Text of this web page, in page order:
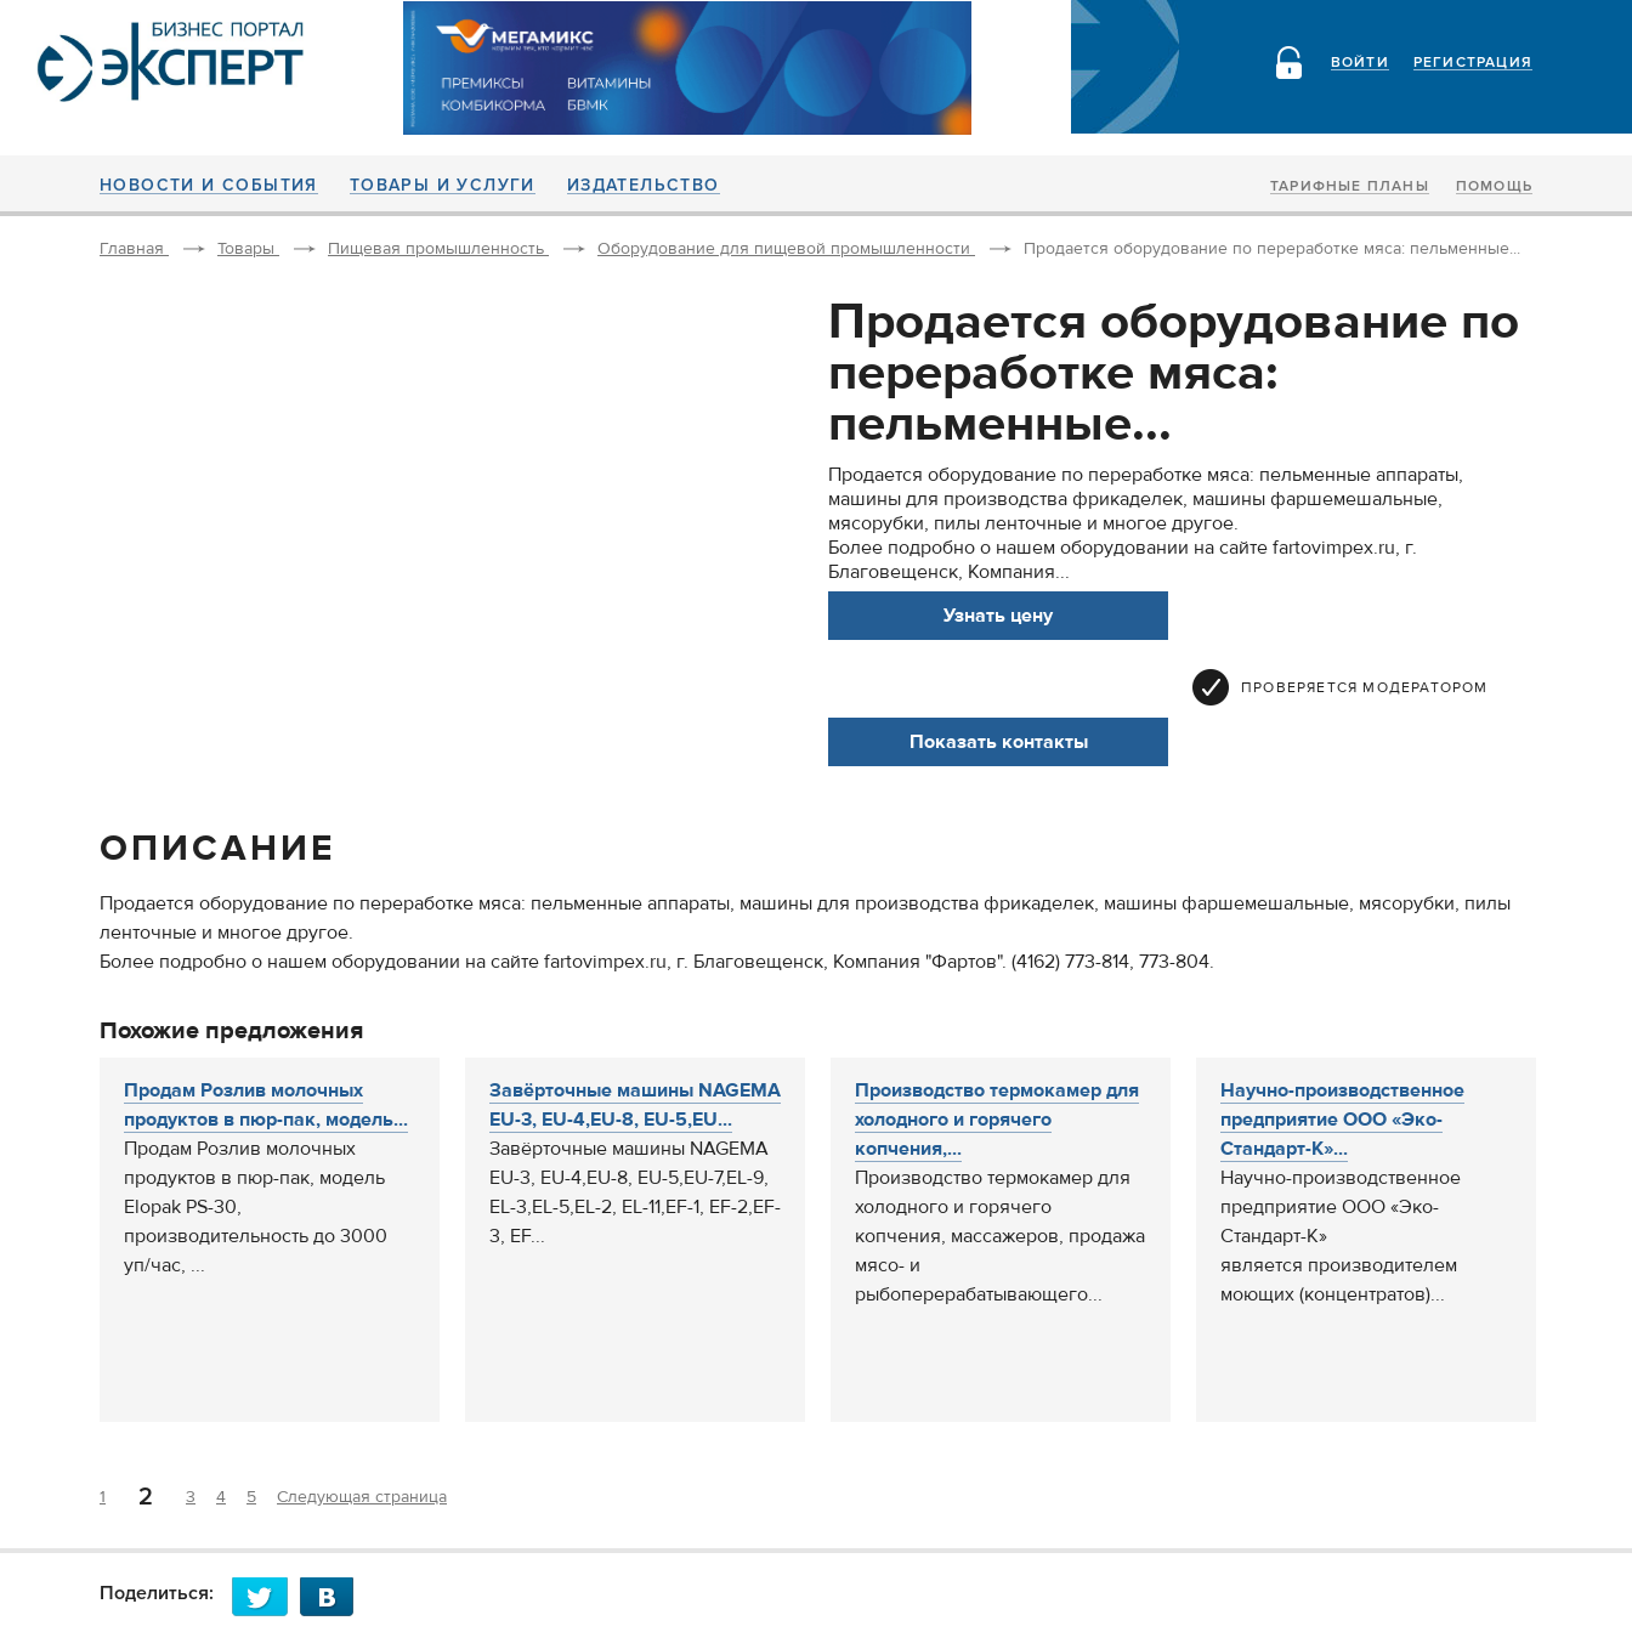
РЕГИСТРАЦИЯ
ВОЙТИ
НОВОСТИ И СОБЫТИЯ ТОВАРЫ И УСЛУГИ ИЗДАТЕЛЬСТВО ТАРИФНЫЕ ПЛАНЫ ПОМОЩЬ
Главная Товары Пищевая промышленность Оборудование для пищевой промышленности Продается оборудование по переработке мяса: пельменные...
Продается оборудование по
переработке мяса:
пельменные...
Продается оборудование по переработке мяса: пельменные аппараты,
машины для производства фрикаделек, машины фаршемешальные,
мясорубки, пилы ленточные и многое другое.
Более подробно о нашем оборудовании на сайте fartovimpex.ru, г.
Благовещенск, Компания...
Узнать цену
ПРОВЕРЯЕТСЯ МОДЕРАТОРОМ
Показать контакты
ОПИСАНИЕ
Продается оборудование по переработке мяса: пельменные аппараты, машины для производства фрикаделек, машины фаршемешальные, мясорубки, пилы
ленточные и многое другое.
Более подробно о нашем оборудовании на сайте fartovimpex.ru, г. Благовещенск, Компания "Фартов". (4162) 773-814, 773-804.
Похожие предложения
Продам Розлив молочных
продуктов в пюр-пак, модель...
Продам Розлив молочных
продуктов в пюр-пак, модель
Elopak PS-30,
производительность до 3000
уп/час, ...
Завёрточные машины NAGEMA
EU-3, EU-4,EU-8, EU-5,EU...
Завёрточные машины NAGEMA
EU-3, EU-4,EU-8, EU-5,EU-7,EL-9,
EL-3,EL-5,EL-2, EL-11,EF-1, EF-2,EF-
3, EF...
Производство термокамер для
холодного и горячего
копчения,...
Производство термокамер для
холодного и горячего
копчения, массажеров, продажа
мясо- и
рыбоперерабатывающего...
Научно-производственное
предприятие ООО «Эко-
Стандарт-К»...
Научно-производственное
предприятие ООО «Эко-
Стандарт-К»
является производителем
моющих (концентратов)...
1 2 3 4 5 Следующая страница
Поделиться: